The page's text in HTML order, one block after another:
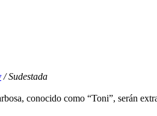
/ Sudestada
conocido como “Toni”, serán